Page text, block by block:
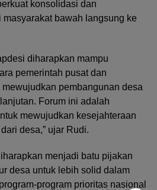
konsolidasi dan
bawah langsung ke
diharapkan mampu
pemerintah pusat dan
pembangunan desa
Forum ini adalah
mewujudkan kesejahteraan
desa,” ujar Rudi.
menjadi batu pijakan
desa untuk lebih solid dalam
program prioritas nasional